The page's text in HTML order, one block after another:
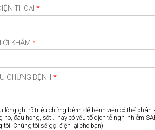
THOẠI *
KHÁM *
CHỨNG BỆNH *
lòng ghi rõ triệu chứng bệnh để bệnh viện có thể
ho, đau họng, sốt... hay có yếu tố dịch tễ nghi nhiễm
tôi. Chúng tôi sẽ gọi điện lại cho bạn)